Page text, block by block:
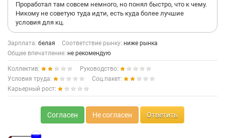
Проработал там совсем немного, но понял быстро, что к чему.
Никому не советую туда идти, есть куда более лучшие
условия для кц.
Зарплата: белая Соответствие рынку: ниже рынка
Общее впечатление: не рекомендую
Коллектив:
Руководство:
Условия труда:
Соц.пакет:
Карьерный рост:
Согласен Не согласен Ответить